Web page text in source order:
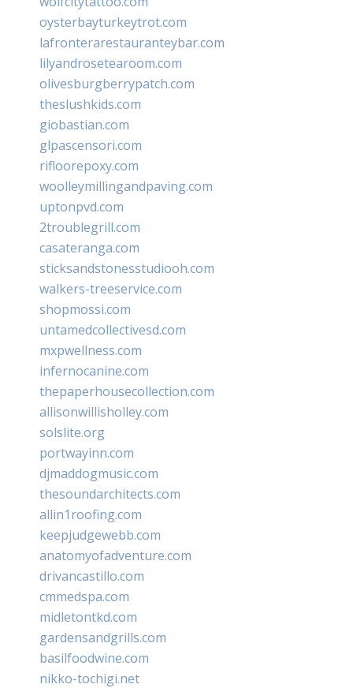
oysterbayturkeytrot.com
lafronterarestauranteybar.com
lilyandrosetearoom.com
olivesburgberrypatch.com
theslushkids.com
giobastian.com
glpascensori.com
rifloorepoxy.com
woolleymillingandpaving.com
uptonpvd.com
2troublegrill.com
casateranga.com
sticksandstonesstudiooh.com
walkers-treeservice.com
shopmossi.com
untamedcollectivesd.com
mxpwellness.com
infernocanine.com
thepaperhousecollection.com
allisonwillisholley.com
solslite.org
portwayinn.com
djmaddogmusic.com
thesoundarchitects.com
allin1roofing.com
keepjudgewebb.com
anatomyofadventure.com
drivancastillo.com
cmmedspa.com
midletontkd.com
gardensandgrills.com
basilfoodwine.com
nikko-tochigi.net